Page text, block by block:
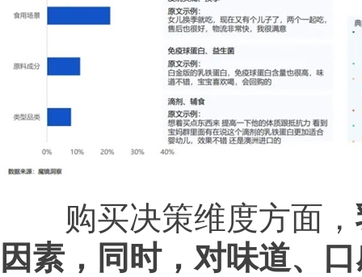
购买决策维度方面，
因素，同时，对味道、